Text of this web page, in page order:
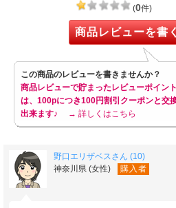
(0件)
商品レビューを書
この商品のレビューを書きませんか？
商品レビューで貯まったレビューポイント
は、100pにつき100円割引クーポンと交
出来ます♪
→ 詳しくはこちら
野口エリザベスさん (10)
神奈川県 (女性)
購入者